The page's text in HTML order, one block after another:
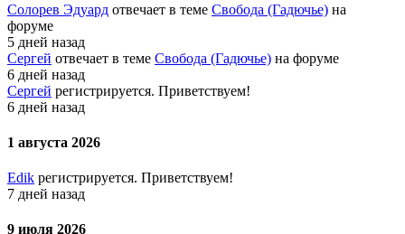
Солорев Эдуард отвечает в теме Свобода (Гадючье) на
форуме
5 дней назад
Сергей отвечает в теме Свобода (Гадючье) на форуме
6 дней назад
Сергей регистрируется. Приветствуем!
6 дней назад
1 августа 2026
Edik регистрируется. Приветствуем!
7 дней назад
9 июля 2026